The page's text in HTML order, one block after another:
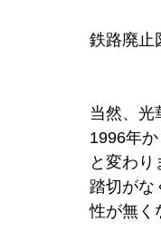
鉄路廃止
当然、光
1996年
と変わり
踏切がな
性が無く